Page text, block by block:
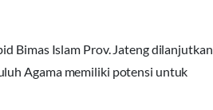
Bimas Islam Prov. Jateng dilanjutkan
Agama memiliki potensi untuk